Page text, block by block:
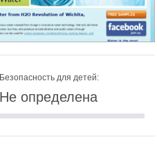
Безопасность для детей:
Не определена